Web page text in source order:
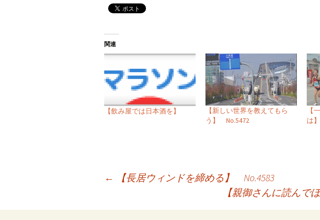
関連
【飲み屋では日本酒を】
【新しい世界を教えてもら
う】 No.5472
【
は
←
【長居ウィンドを締める】 No.4583
【親御さんに読んで